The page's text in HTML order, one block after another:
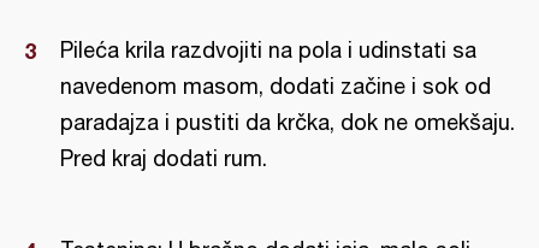
Pileća krila razdvojiti na pola i udinstati sa
navedenom masom, dodati začine i sok od
paradajza i pustiti da krčka, dok ne omekšaju.
Pred kraj dodati rum.